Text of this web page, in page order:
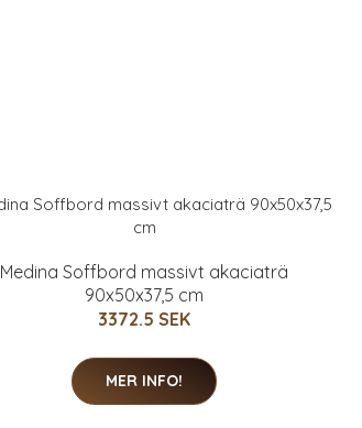
Medina Soffbord massivt akaciaträ
90x50x37,5 cm
3372.5 SEK
MER INFO!